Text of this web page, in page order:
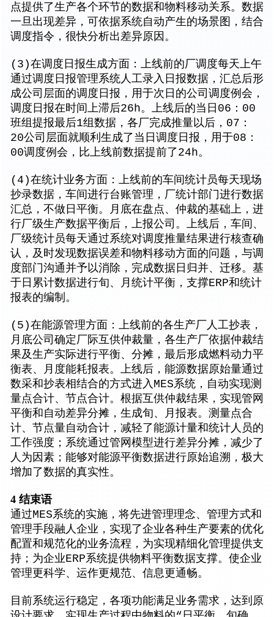
点提供了生产各个环节的数据和物料移动关系。数据
一旦出现差异，可依据系统自动产生的场景图，结合
调度指令，很快分析出差异原因。
(3)在调度日报生成方面：上线前的厂调度每天上午
通过调度日报管理系统人工录入日报数据，汇总后形
成公司层面的调度日报，用于次日的公司调度例会，
调度日报在时间上滞后26h。上线后的当日06：00
班组提报最后1组数据，各厂完成推量以后，07：
20公司层面就顺利生成了当日调度日报，用于08：
00调度例会，比上线前数据提前了24h。
(4)在统计业务方面：上线前的车间统计员每天现场
抄录数据，车间进行台账管理，厂统计部门进行数据
汇总，不做日平衡。月底在盘点、仲裁的基础上，进
行厂级生产数据平衡后，上报公司。上线后，车间、
厂级统计员每天通过系统对调度推量结果进行核查确
认，及时发现数据误差和物料移动方面的问题，与调
度部门沟通并予以消除，完成数据日归并、迁移。基
于日累计数据进行旬、月统计平衡，支撑ERP和统计
报表的编制。
(5)在能源管理方面：上线前的各生产厂人工抄表，
月底公司确定厂际互供仲裁量，各生产厂依据仲裁结
果及生产实际进行平衡、分摊，最后形成燃料动力平
衡表、月度能耗报表。上线后，能源数据原始量通过
数采和抄表相结合的方式进入MES系统，自动实现测
量点合计、节点合计。根据互供仲裁结果，实现管网
平衡和自动差异分摊，生成旬、月报表。测量点合
计、节点量自动合计，减轻了能源计量和统计人员的
工作强度；系统通过管网模型进行差异分摊，减少了
人为因素；能够对能源平衡数据进行原始追溯，极大
增加了数据的真实性。
4 结束语
通过MES系统的实施，将先进管理理念、管理方式和
管理手段融人企业，实现了企业各种生产要素的优化
配置和规范化的业务流程，为实现精细化管理提供支
持；为企业ERP系统提供物料平衡数据支撑。使企业
管理更科学、运作更规范、信息更通畅。
目前系统运行稳定，各项功能满足业务需求，达到原